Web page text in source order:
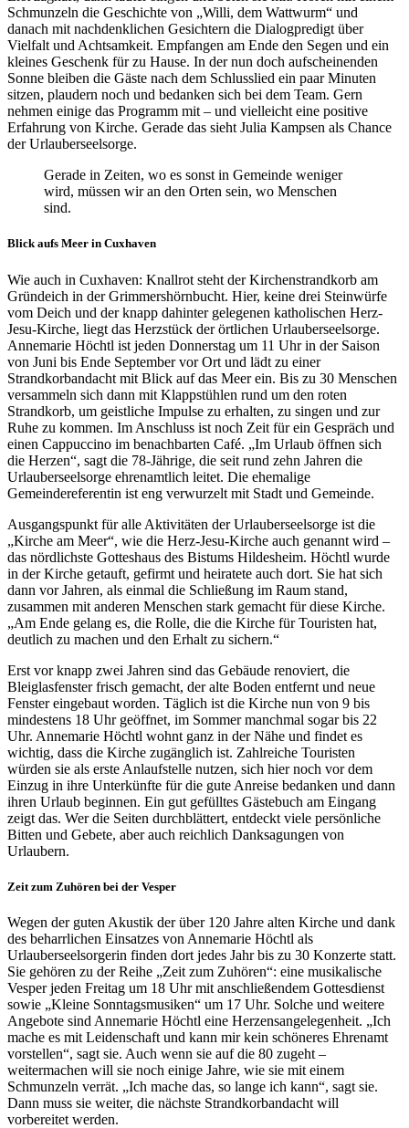
Schmunzeln die Geschichte von „Willi, dem Wattwurm“ und
danach mit nachdenklichen Gesichtern die Dialogpredigt über
Vielfalt und Achtsamkeit. Empfangen am Ende den Segen und ein
kleines Geschenk für zu Hause. In der nun doch aufscheinenden
Sonne bleiben die Gäste nach dem Schlusslied ein paar Minuten
sitzen, plaudern noch und bedanken sich bei dem Team. Gern
nehmen einige das Programm mit – und vielleicht eine positive
Erfahrung von Kirche. Gerade das sieht Julia Kampsen als Chance
der Urlauberseelsorge.
Gerade in Zeiten, wo es sonst in Gemeinde weniger
wird, müssen wir an den Orten sein, wo Menschen
sind.
Blick aufs Meer in Cuxhaven
Wie auch in Cuxhaven: Knallrot steht der Kirchenstrandkorb am
Gründeich in der Grimmershörnbucht. Hier, keine drei Steinwürfe
vom Deich und der knapp dahinter gelegenen katholischen Herz-
Jesu-Kirche, liegt das Herzstück der örtlichen Urlauberseelsorge.
Annemarie Höchtl ist jeden Donnerstag um 11 Uhr in der Saison
von Juni bis Ende September vor Ort und lädt zu einer
Strandkorbandacht mit Blick auf das Meer ein. Bis zu 30 Menschen
versammeln sich dann mit Klappstühlen rund um den roten
Strandkorb, um geistliche Impulse zu erhalten, zu singen und zur
Ruhe zu kommen. Im Anschluss ist noch Zeit für ein Gespräch und
einen Cappuccino im benachbarten Café. „Im Urlaub öffnen sich
die Herzen“, sagt die 78-Jährige, die seit rund zehn Jahren die
Urlauberseelsorge ehrenamtlich leitet. Die ehemalige
Gemeindereferentin ist eng verwurzelt mit Stadt und Gemeinde.
Ausgangspunkt für alle Aktivitäten der Urlauberseelsorge ist die
„Kirche am Meer“, wie die Herz-Jesu-Kirche auch genannt wird –
das nördlichste Gotteshaus des Bistums Hildesheim. Höchtl wurde
in der Kirche getauft, gefirmt und heiratete auch dort. Sie hat sich
dann vor Jahren, als einmal die Schließung im Raum stand,
zusammen mit anderen Menschen stark gemacht für diese Kirche.
„Am Ende gelang es, die Rolle, die die Kirche für Touristen hat,
deutlich zu machen und den Erhalt zu sichern.“
Erst vor knapp zwei Jahren sind das Gebäude renoviert, die
Bleiglasfenster frisch gemacht, der alte Boden entfernt und neue
Fenster eingebaut worden. Täglich ist die Kirche nun von 9 bis
mindestens 18 Uhr geöffnet, im Sommer manchmal sogar bis 22
Uhr. Annemarie Höchtl wohnt ganz in der Nähe und findet es
wichtig, dass die Kirche zugänglich ist. Zahlreiche Touristen
würden sie als erste Anlaufstelle nutzen, sich hier noch vor dem
Einzug in ihre Unterkünfte für die gute Anreise bedanken und dann
ihren Urlaub beginnen. Ein gut gefülltes Gästebuch am Eingang
zeigt das. Wer die Seiten durchblättert, entdeckt viele persönliche
Bitten und Gebete, aber auch reichlich Danksagungen von
Urlaubern.
Zeit zum Zuhören bei der Vesper
Wegen der guten Akustik der über 120 Jahre alten Kirche und dank
des beharrlichen Einsatzes von Annemarie Höchtl als
Urlauberseelsorgerin finden dort jedes Jahr bis zu 30 Konzerte statt.
Sie gehören zu der Reihe „Zeit zum Zuhören“: eine musikalische
Vesper jeden Freitag um 18 Uhr mit anschließendem Gottesdienst
sowie „Kleine Sonntagsmusiken“ um 17 Uhr. Solche und weitere
Angebote sind Annemarie Höchtl eine Herzensangelegenheit. „Ich
mache es mit Leidenschaft und kann mir kein schöneres Ehrenamt
vorstellen“, sagt sie. Auch wenn sie auf die 80 zugeht –
weitermachen will sie noch einige Jahre, wie sie mit einem
Schmunzeln verrät. „Ich mache das, so lange ich kann“, sagt sie.
Dann muss sie weiter, die nächste Strandkorbandacht will
vorbereitet werden.